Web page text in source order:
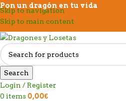
Skip to navigation
Skip to main content
Pon un dragón en tu vida
Search
Login / Register
0 items 0,00€